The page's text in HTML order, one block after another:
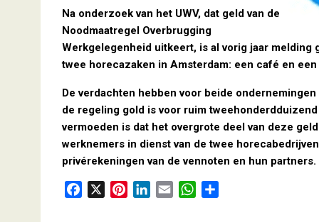
Na onderzoek van het UWV, dat geld van de
Noodmaatregel Overbrugging
Werkgelegenheid uitkeert, is al vorig jaar melding
twee horecazaken in Amsterdam: een café en
De verdachten hebben voor beide
de regeling gold is voor ruim
vermoeden is dat het overgrote deel van deze
werknemers in dienst van de twee
privérekeningen van de vennoten en hun partners.
W